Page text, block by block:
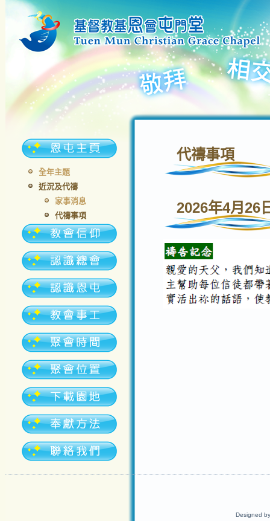
全年主題
近況及代禱
家事消息
代禱事項
代禱事項
2026年4月26
Designed